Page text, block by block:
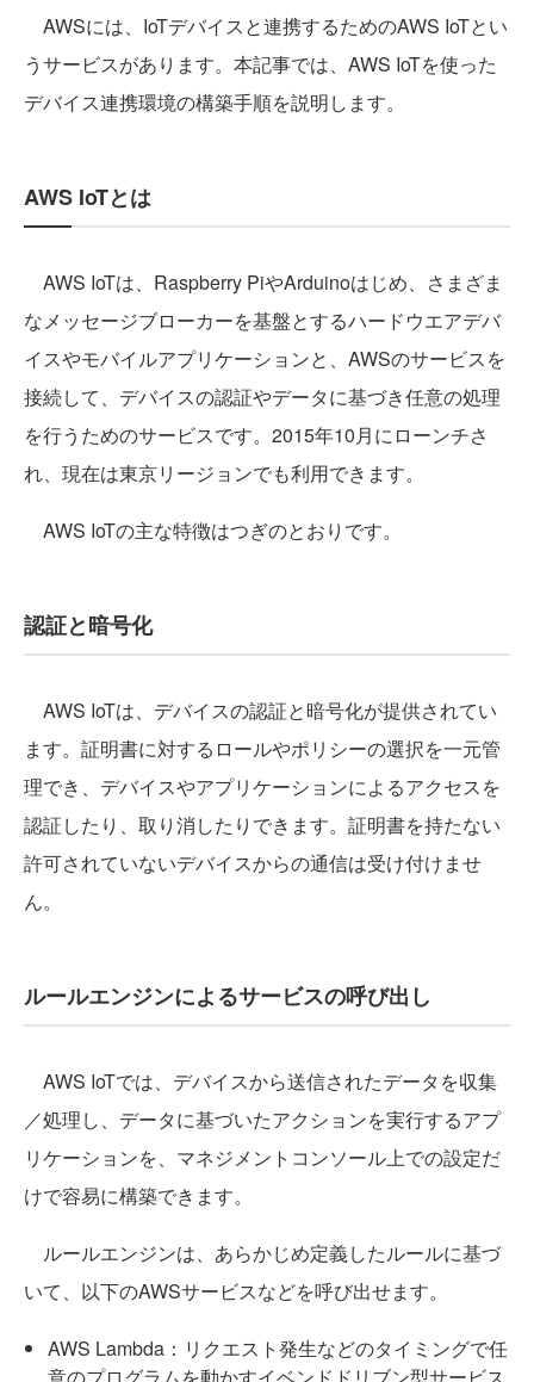
AWSには、IoTデバイスと連携するためのAWS IoTとい
うサービスがあります。本記事では、AWS IoTを使った
デバイス連携環境の構築手順を説明します。
AWS IoTとは
AWS IoTは、Raspberry PiやArduinoはじめ、さまざま
なメッセージブローカーを基盤とするハードウエアデバ
イスやモバイルアプリケーションと、AWSのサービスを
接続して、デバイスの認証やデータに基づき任意の処理
を行うためのサービスです。2015年10月にローンチさ
れ、現在は東京リージョンでも利用できます。
AWS IoTの主な特徴はつぎのとおりです。
認証と暗号化
AWS IoTは、デバイスの認証と暗号化が提供されてい
ます。証明書に対するロールやポリシーの選択を一元管
理でき、デバイスやアプリケーションによるアクセスを
認証したり、取り消したりできます。証明書を持たない
許可されていないデバイスからの通信は受け付けませ
ん。
ルールエンジンによるサービスの呼び出し
AWS IoTでは、デバイスから送信されたデータを収集
／処理し、データに基づいたアクションを実行するアプ
リケーションを、マネジメントコンソール上での設定だ
けで容易に構築できます。
ルールエンジンは、あらかじめ定義したルールに基づ
いて、以下のAWSサービスなどを呼び出せます。
AWS Lambda：リクエスト発生などのタイミングで任
意のプログラムを動かすイベンドドリブン型サービス